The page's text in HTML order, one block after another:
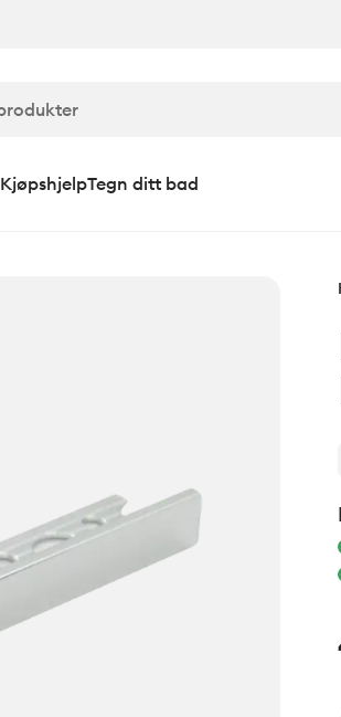
KjøpshjelpTegn ditt bad